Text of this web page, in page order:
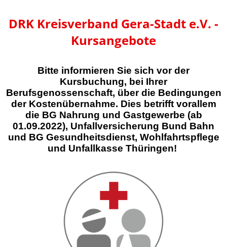
DRK Kreisverband Gera-Stadt e.V. -
Kursangebote
Bitte informieren Sie sich vor der
Kursbuchung, bei Ihrer
Berufsgenossenschaft, über die Bedingungen
der Kostenübernahme. Dies betrifft vorallem
die BG Nahrung und Gastgewerbe (ab
01.09.2022), Unfallversicherung Bund Bahn
und BG Gesundheitsdienst, Wohlfahrtspflege
und Unfallkasse Thüringen!